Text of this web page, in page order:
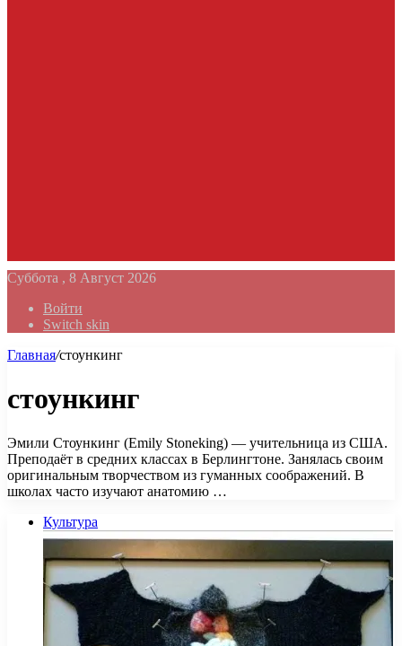
Суббота , 8 Август 2026
Войти
Switch skin
Главная/стоункинг
стоункинг
Эмили Стоункинг (Emily Stoneking) — учительница из США.
Преподаёт в средних классах в Берлингтоне. Занялась своим
оригинальным творчеством из гуманных соображений. В
школах часто изучают анатомию …
Культура